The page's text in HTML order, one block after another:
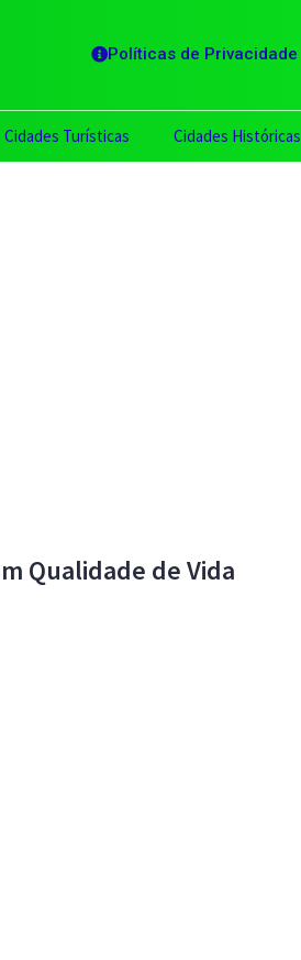
Políticas de Privacidade
Cidades Turísticas Cidades Históricas
Qualidade de Vida